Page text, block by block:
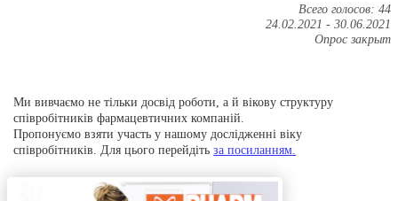
Всего голосов: 44
24.02.2021 - 30.06.2021
Опрос закрыт
Ми вивчаємо не тільки досвід роботи, а й вікову структуру
співробітників фармацевтичних компаній.
Пропонуємо взяти участь у нашому дослідженні віку
співробітників. Для цього перейдітьза посиланням.